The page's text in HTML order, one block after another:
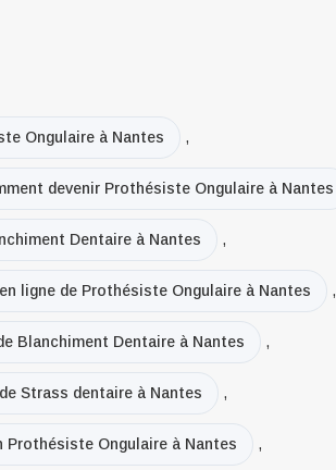
Ongulaire à Nantes ,
devenir Prothésiste Ongulaire à Nantes
Dentaire à Nantes ,
ligne de Prothésiste Ongulaire à Nantes ,
Blanchiment Dentaire à Nantes ,
Strass dentaire à Nantes ,
Ongulaire à Nantes ,